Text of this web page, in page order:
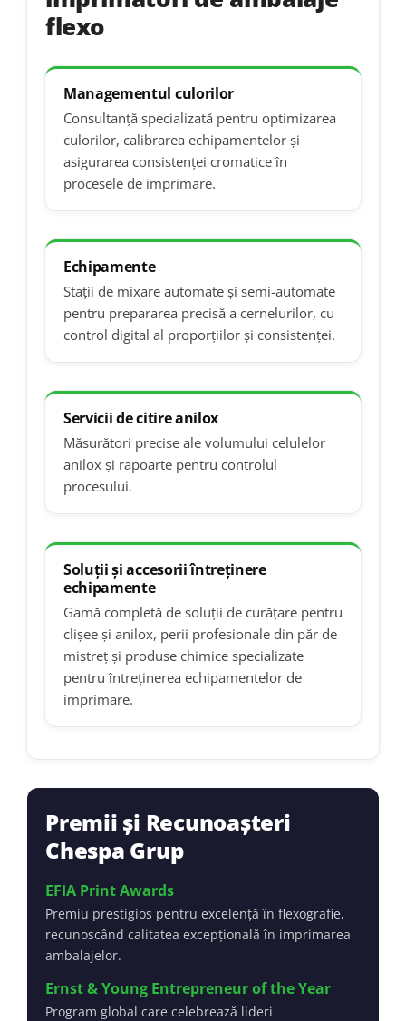
flexo
Managementul culorilor
Consultanță specializată pentru optimizarea
culorilor, calibrarea echipamentelor și
asigurarea consistenței cromatice în
procesele de imprimare.
Echipamente
Stații de mixare automate și semi-automate
pentru prepararea precisă a cernelurilor, cu
control digital al proporțiilor și consistenței.
Servicii de citire anilox
Măsurători precise ale volumului celulelor
anilox și rapoarte pentru controlul
procesului.
Soluții și accesorii întreținere
echipamente
Gamă completă de soluții de curățare pentru
clișee și anilox, perii profesionale din păr de
mistreț și produse chimice specializate
pentru întreținerea echipamentelor de
imprimare.
Premii și Recunoașteri
Chespa Grup
EFIA Print Awards
Premiu prestigios pentru excelență în flexografie,
recunoscând calitatea excepțională în imprimarea
ambalajelor.
Ernst & Young Entrepreneur of the Year
Program global care celebrează lideri